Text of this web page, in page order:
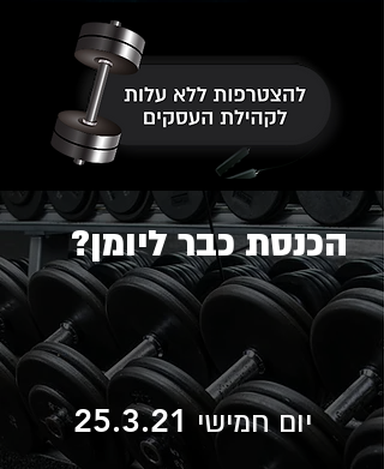
הכנסת כבר ליומן?
יום חמישי 25.3.21